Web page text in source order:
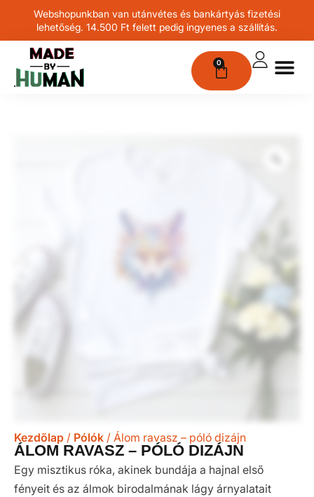
Webshopunkban van utánvétes és bankártyás fizetési
lehetőség. 14.500 Ft felett pedig ingyenes a szállítás.
0
Kezdőlap / Pólók / Álom ravasz – póló dizájn
ÁLOM RAVASZ – PÓLÓ DIZÁJN
Egy misztikus róka, akinek bundája a hajnal első
fényeit és az álmok birodalmának lágy árnyalatait